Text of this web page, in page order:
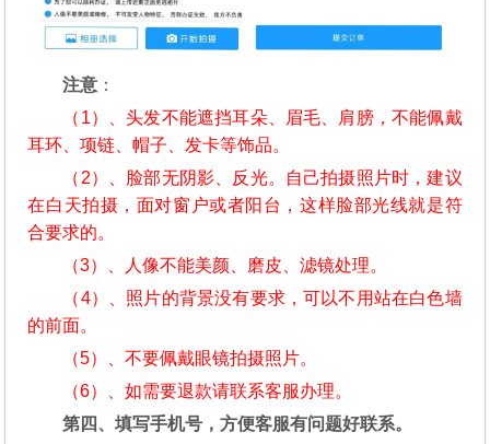
注意 ：
（1）、头发不能遮挡耳朵、眉毛、肩膀，不能佩戴
耳环、项链、帽子、发卡等饰品。
（2）、脸部无阴影、反光。自己拍摄照片时，建议
在白天拍摄，面对窗户或者阳台，这样脸部光线就是符
合要求的。
（3）、人像不能美颜、磨皮、滤镜处理。
（4）、照片的背景没有要求，可以不用站在白色墙
的前面。
（5）、不要佩戴眼镜拍摄照片。
（6）、如需要退款请联系客服办理。
第四、填写手机号，方便客服有问题好联系。